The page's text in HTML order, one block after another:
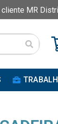
cliente MR